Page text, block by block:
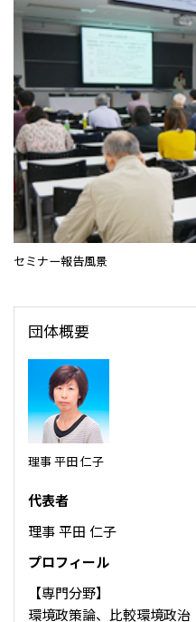
2026.8.4 適時開示
従業員向け株式報酬制度の継続
2026.8.4 適時開示
2027年3月期第1四半期決算
ブラジル三井物産株式会社
欧州
欧州三井物産株式会社
ドイツ三井物産有限会社
ベネルックス三井物産株式会社
イタリア三井物産株式会社
CIS
三井物産モスクワ有限会社
タイ国三井物産株式会社
インドネシア 三井物産株式会社
韓国三井物産株式会社
三井物産（中国）有限公司
三井物産（上海）貿易有限公司
三井物産（広東）貿易有限公司
三井物産（香港）有限公司
台湾三井物産股份有限公司
セミナー報告風景
団体概要
理事 平田 仁子
代表者
理事 平田 仁子
プロフィール
【専門分野】
環境政策論、比較環境政治